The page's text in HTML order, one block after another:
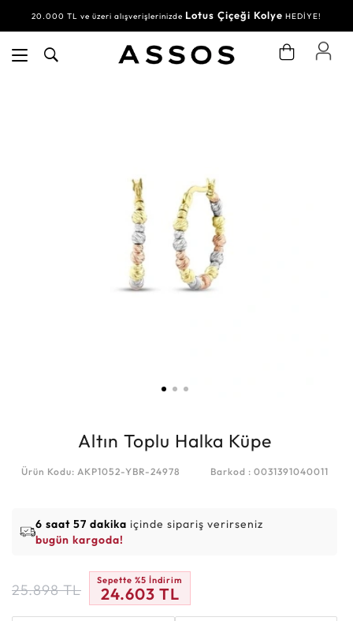
20.000 TL ve üzeri alışverişlerinizde Lotus Çiçeği Kolye HEDİYE!
Altın Toplu Halka Küpe
Ürün Kodu: AKP1052-YBR-24978 Barkod : 0031391040011
6 saat 57 dakika içinde sipariş verirseniz
bugün kargoda!
25.898 TL
Sepette %5 İndirim
24.603 TL